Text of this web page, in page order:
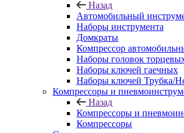
Назад
Автомобильный
Наборы инструмента
Домкраты
Компрессор
Наборы головок
Наборы ключей гаечных
Наборы ключей Трубка/
Компрессоры и
Назад
Компрессоры и
Компрессоры